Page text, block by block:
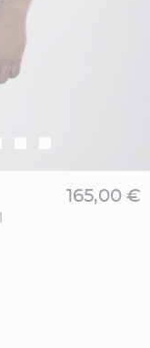
165,00 €